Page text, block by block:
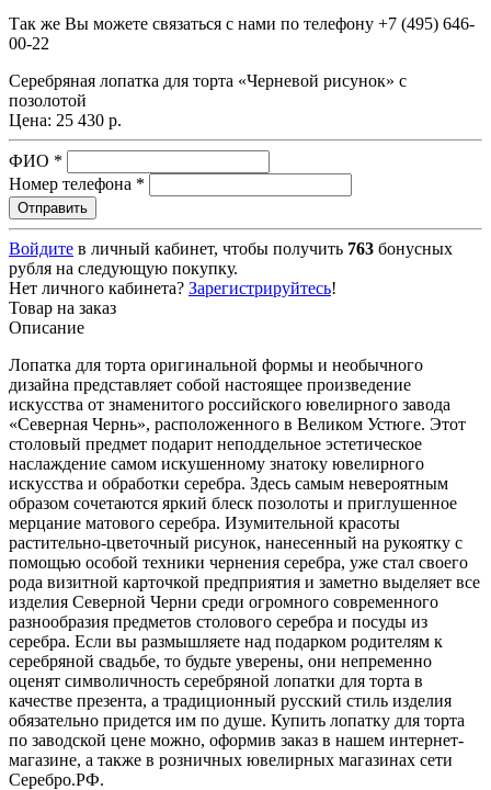
Так же Вы можете связаться с нами по телефону +7 (495) 646-
00-22
Серебряная лопатка для торта «Черневой рисунок» с
позолотой
Цена: 25 430 р.
ФИО *
Номер телефона *
Войдите в личный кабинет, чтобы получить 763 бонусных
рубля на следующую покупку.
Нет личного кабинета? Зарегистрируйтесь!
Товар на заказ
Описание
Лопатка для торта оригинальной формы и необычного
дизайна представляет собой настоящее произведение
искусства от знаменитого российского ювелирного завода
«Северная Чернь», расположенного в Великом Устюге. Этот
столовый предмет подарит неподдельное эстетическое
наслаждение самом искушенному знатоку ювелирного
искусства и обработки серебра. Здесь самым невероятным
образом сочетаются яркий блеск позолоты и приглушенное
мерцание матового серебра. Изумительной красоты
растительно-цветочный рисунок, нанесенный на рукоятку с
помощью особой техники чернения серебра, уже стал своего
рода визитной карточкой предприятия и заметно выделяет все
изделия Северной Черни среди огромного современного
разнообразия предметов столового серебра и посуды из
серебра. Если вы размышляете над подарком родителям к
серебряной свадьбе, то будьте уверены, они непременно
оценят символичность серебряной лопатки для торта в
качестве презента, а традиционный русский стиль изделия
обязательно придется им по душе. Купить лопатку для торта
по заводской цене можно, оформив заказ в нашем интернет-
магазине, а также в розничных ювелирных магазинах сети
Серебро.РФ.